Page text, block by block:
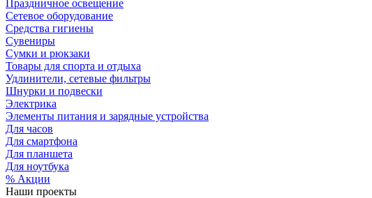
Праздничное освещение
Сетевое оборудование
Средства гигиены
Сувениры
Сумки и рюкзаки
Товары для спорта и отдыха
Удлинители, сетевые фильтры
Шнурки и подвески
Электрика
Элементы питания и зарядные устройства
Для часов
Для смартфона
Для планшета
Для ноутбука
% Акции
Наши проекты